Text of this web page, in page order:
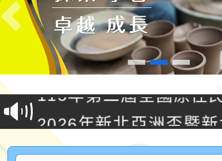
Previous
轉知桃園市政府交通局
桃「我的減碳存摺2.0
案，詳如說明，請參閱
2026年新北亞洲盃暨
鐵人三項錦標賽
桃園市115學年度學生